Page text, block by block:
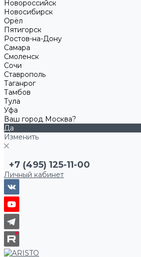
Новороссийск
Новосибирск
Орёл
Пятигорск
Ростов-на-Дону
Самара
Смоленск
Сочи
Ставрополь
Таганрог
Тамбов
Тула
Уфа
Ваш город Москва?
Да
Изменить
+7 (495) 125-11-00
Личный кабинет